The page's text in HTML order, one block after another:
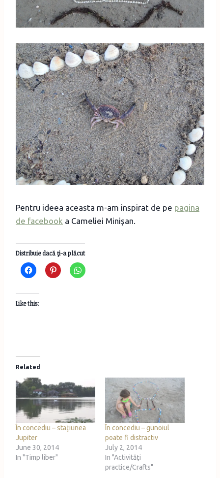
Pentru ideea aceasta m-am inspirat de pe pagina
de facebook a Cameliei Minişan.
Distribuie dacă ţi-a plăcut
Like this:
Related
În concediu – staţiunea
Jupiter
June 30, 2014
In "Timp liber"
În concediu – gunoiul
poate fi distractiv
July 2, 2014
In "Activităţi
practice/Crafts"